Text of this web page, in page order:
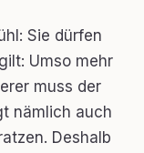
Sie dürfen
Umso mehr
muss der
nämlich auch
Deshalb